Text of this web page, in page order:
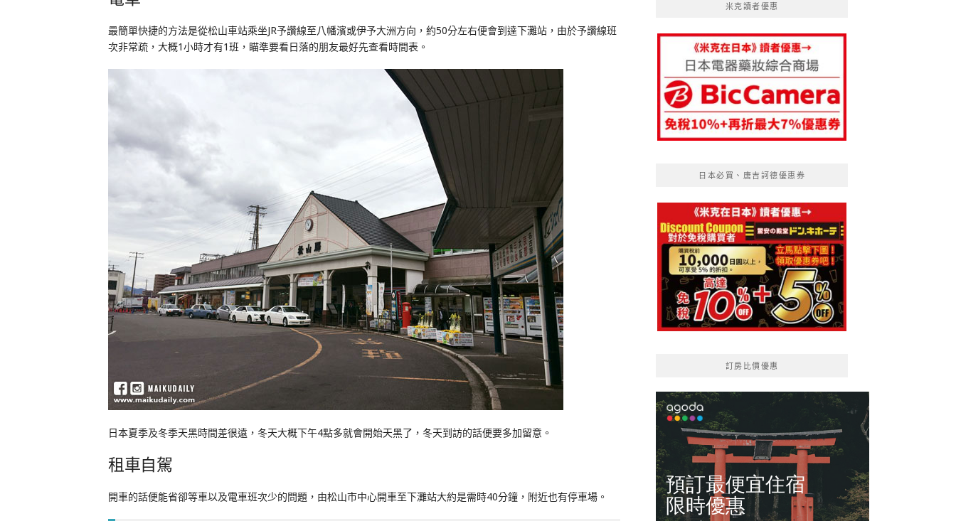
最簡單快捷的方法是從松山車站乘坐JR予讚線至八幡濱或伊予大洲方向，約50分左右便會到達下灘站，由於予讚線班
次非常疏，大概1小時才有1班，瞄準要看日落的朋友最好先查看時間表。
日本夏季及冬季天黑時間差很遠，冬天大概下午4點多就會開始天黑了，冬天到訪的話便要多加留意。
租車自駕
開車的話便能省卻等車以及電車班次少的問題，由松山市中心開車至下灘站大約是需時40分鐘，附近也有停車場。
米克讀者優惠
日本必買、唐吉訶德優惠券
訂房比價優惠